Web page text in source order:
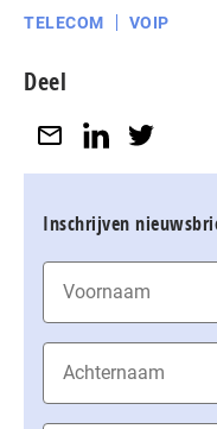
TELECOM VOIP
Deel
Inschrijven